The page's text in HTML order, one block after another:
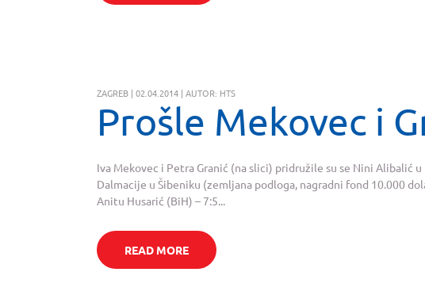
ZAGREB | 02.04.2014 | AUTOR: HTS
Prošle Mekovec i
Iva Mekovec i Petra Granić (na slici) pridružile su se Nini Alibalić
Dalmacije u Šibeniku (zemljana podloga, nagradni fond 10.000
Anitu Husarić (BiH) – 7:5...
READ MORE